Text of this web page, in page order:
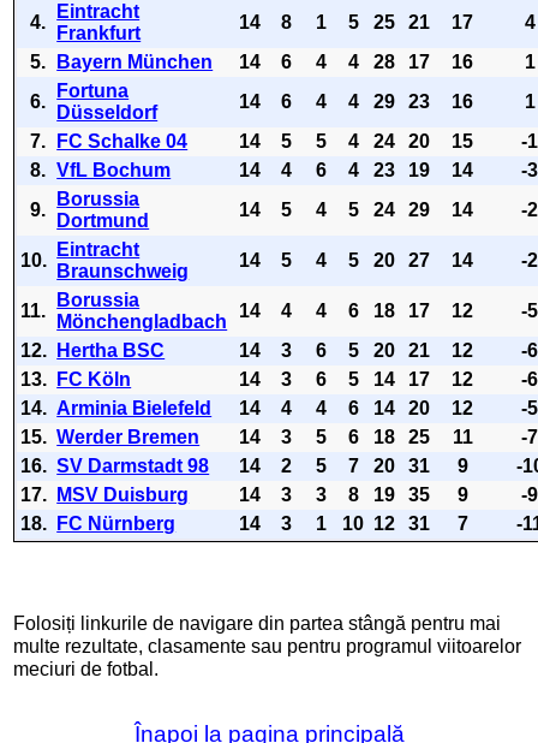
4.
Eintracht
Frankfurt
14 8 1 5 25 21 17
4
5.
Bayern München 14 6 4 4 28 17 16
1
6.
Fortuna
Düsseldorf
14 6 4 4 29 23 16
1
7.
FC Schalke 04 14 5 5 4 24 20 15
-1
8. VfL Bochum 14 4 6 4 23 19 14
-3
9.
Borussia
Dortmund
14 5 4 5 24 29 14 -2
10.
Eintracht
Braunschweig
14 5 4 5 20 27 14 -2
11.
Borussia
Mönchengladbach
14 4 4 6 18 17 12
-5
12.
Hertha BSC 14 3 6 5 20 21 12
-6
13.
FC Köln 14 3 6 5 14 17 12
-6
14. Arminia Bielefeld 14 4 4 6 14 20 12
-5
15. Werder Bremen 14 3 5 6 18 25 11
-7
16. SV Darmstadt 98 14 2 5 7 20 31 9
-
17.
MSV Duisburg 14 3 3 8 19 35 9
-9
18.
FC Nürnberg 14 3 1 10 12 31 7 -
Folosiți linkurile de navigare din partea stângă pentru mai
multe rezultate, clasamente sau pentru programul viitoarelor
meciuri de fotbal.
Înapoi la pagina principală